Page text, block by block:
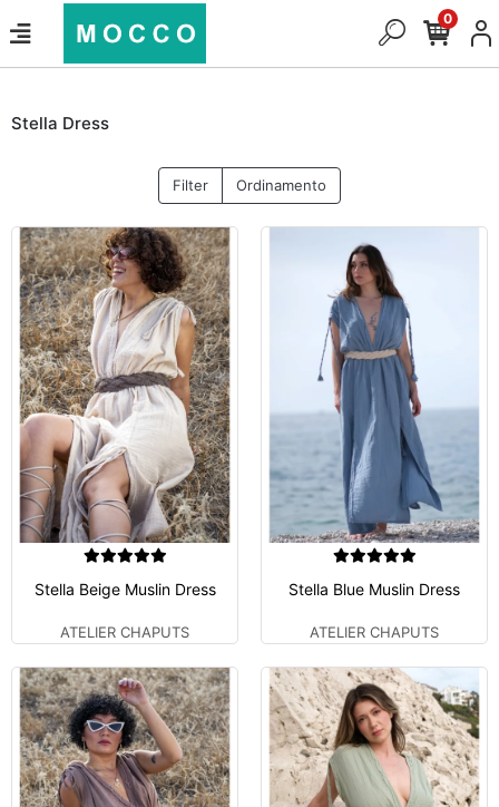
0
Stella Dress
Filter Ordinamento
Stella Beige Muslin Dress
ATELIER CHAPUTS
Stella Blue Muslin Dress
ATELIER CHAPUTS